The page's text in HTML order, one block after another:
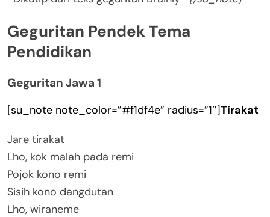
Geguritan Pendek Tema
Pendidikan
Geguritan Jawa 1
[su_note note_color=”#f1df4e” radius=”1″]Tirakat
Jare tirakat
Lho, kok malah pada remi
Pojok kono remi
Sisih kono dangdutan
Lho, wiraneme